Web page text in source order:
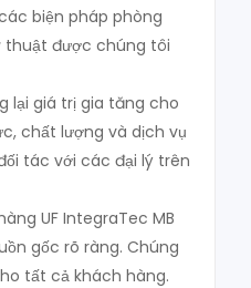
biện pháp phòng
thuật được chúng tôi
lại giá trị gia tăng cho
chất lượng và dịch vụ
tác với các đại lý trên
UF IntegraTec MB
gốc rõ ràng. Chúng
tất cả khách hàng.